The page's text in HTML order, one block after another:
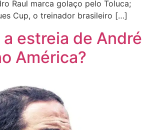
Raul marca golaço pelo Toluca;
Cup, o treinador brasileiro […]
estreia de André
América?